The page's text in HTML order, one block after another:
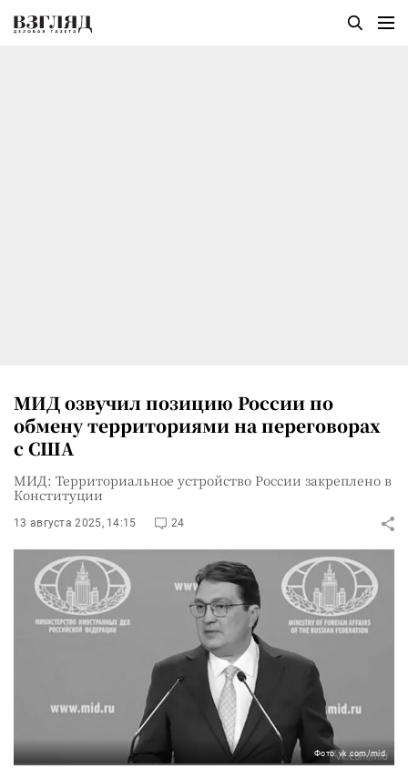
МИД озвучил позицию России по
обмену территориями на переговорах
с США
МИД: Территориальное устройство России закреплено в
Конституции
13 августа 2025, 14:15 24
Фото: vk.com/mid